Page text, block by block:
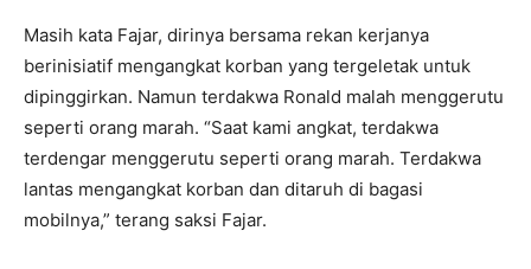
Masih kata Fajar, dirinya bersama rekan kerjanya
berinisiatif mengangkat korban yang tergeletak untuk
dipinggirkan. Namun terdakwa Ronald malah menggerutu
seperti orang marah. “Saat kami angkat, terdakwa
terdengar menggerutu seperti orang marah. Terdakwa
lantas mengangkat korban dan ditaruh di bagasi
mobilnya,” terang saksi Fajar.